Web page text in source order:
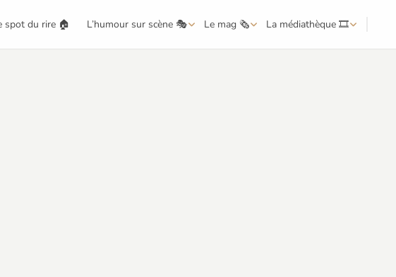
spot du rire 🏠 L’humour sur scène 🎭 Le mag 🗞️ La médiathèque 🎞️